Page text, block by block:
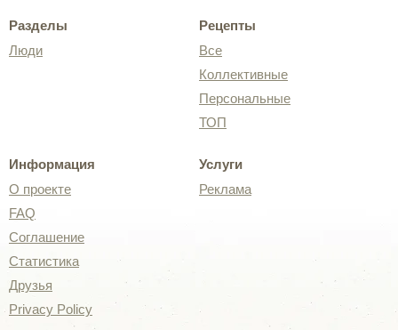
Разделы
Люди
Рецепты
Все
Коллективные
Персональные
ТОП
Информация
О проекте
FAQ
Соглашение
Статистика
Друзья
Privacy Policy
Услуги
Реклама